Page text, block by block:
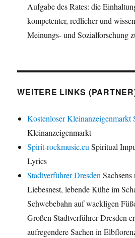
Aufgabe des Rates: die
kompetenter, redlicher und
Meinungs- und Sozialforschung
WEITERE LINKS
Kostenloser Kleinanzeigenmarkt
Kleinanzeigenmarkt
Spirit-rockmusic.eu Spiritual
Lyrics
Stadtverführer Dresden
Liebesnest, lebende Kühe im
Schwebebahn auf wackligen
Großen Stadtverführer Dresden
aufregendere Sachen in